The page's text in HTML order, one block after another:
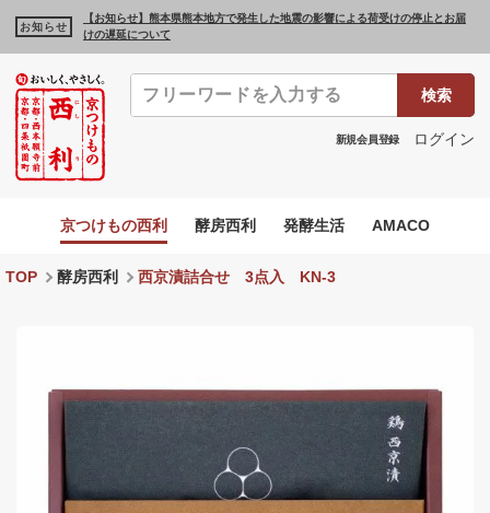
お知らせ
【お知らせ】熊本県熊本地方で発生した地震の影響による荷受けの停止とお届
けの遅延について
検索
新規会員登録 ログイン
京つけもの西利 酵房西利 発酵生活 AMACO
TOP 酵房西利 西京漬詰合せ 3点入 KN-3